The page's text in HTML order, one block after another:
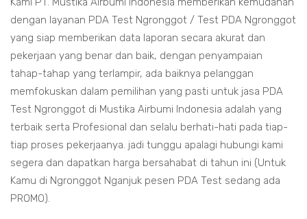
dengan layanan PDA Test Ngronggot / Test PDA Ngronggot
yang siap memberikan data laporan secara akurat dan
pekerjaan yang benar dan baik, dengan penyampaian
tahap-tahap yang terlampir, ada baiknya pelanggan
memfokuskan dalam pemilihan yang pasti untuk jasa PDA
Test Ngronggot di Mustika Airbumi Indonesia adalah yang
terbaik serta Profesional dan selalu berhati-hati pada tiap-
tiap proses pekerjaanya. jadi tunggu apalagi hubungi kami
segera dan dapatkan harga bersahabat di tahun ini (Untuk
Kamu di Ngronggot Nganjuk pesen PDA Test sedang ada
PROMO).